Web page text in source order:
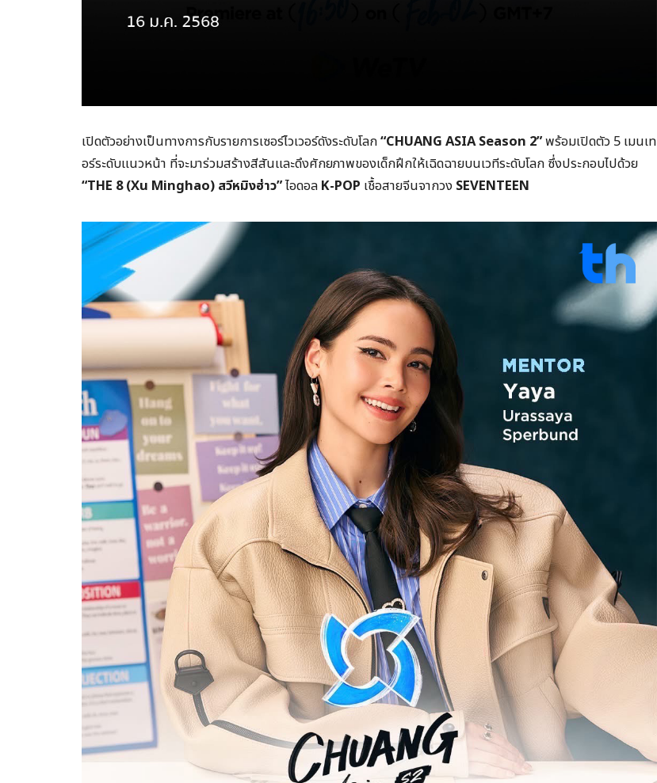
เปิดตัวอย่างเป็นทางการกับรายการเซอร์ไวเวอร์ดังระดับโลก“CHUANG ASIA Season 2”พร้อมเปิดตัว 5 เมนเท
อร์ระดับแนวหน้า ที่จะมาร่วมสร้างสีสันและดึงศักยภาพของเด็กฝึกให้เฉิดฉายบนเวทีระดับโลก ซึ่งประกอบไปด้วย
“THE 8 (Xu Minghao) สวีหมิงฮ่าว”ไอดอล K-POP เชื้อสายจีนจากวง SEVENTEEN